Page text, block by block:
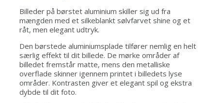
Billeder på børstet aluminium skiller sig ud fra
mængden med et silkeblankt sølvfarvet shine og et
råt, men elegant udtryk.
Den børstede aluminiumsplade tilfører nemlig en helt
særlig effekt til dit billede. De mørke områder af
billedet fremstår matte, mens den metalliske
overflade skinner igennem printet i billedets lyse
områder. Kontrasten giver et elegant spil og ekstra
dybde til dit foto.